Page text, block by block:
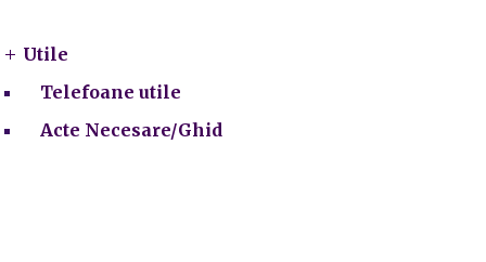
Utile
Telefoane utile
Acte Necesare/Ghid